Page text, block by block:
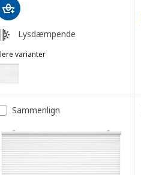
Lysdæmpende
varianter
HOPPVALS, Plissegardin,
Sammenlign